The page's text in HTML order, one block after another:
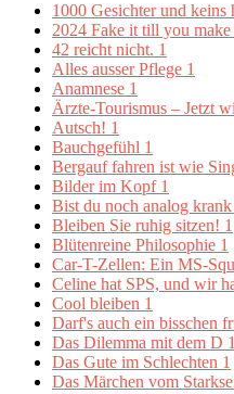
1000 Gesichter und
2024 Fake it till you
42 reicht nicht. 1
Alles ausser Pflege 1
Anamnese 1
Ärzte-Tourismus – Jetzt
Autsch! 1
Bauchgefühl 1
Bergauf fahren ist wie
Bilder im Kopf 1
Bist du noch analog
Bleiben Sie ruhig sitzen! 1
Blütenreine Philosophie 1
Car-T-Zellen: Ein MS-
Celine hat SPS, und wir
Cool bleiben 1
Darf's auch ein bisschen
Das Dilemma mit dem D 1
Das Gute im Schlechten 1
Das Märchen vom